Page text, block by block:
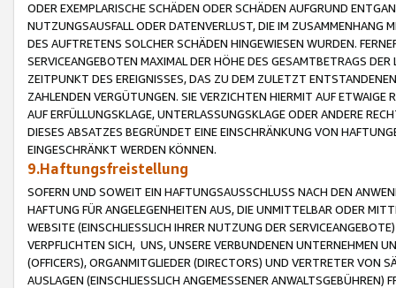
ODER EXEMPLARISCHE SCHÄDEN ODER SCHÄDEN AUFGRUND
NUTZUNGSAUSFALL ODER DATENVERLUST, DIE IM ZUSAMMENHANG
DES AUFTRETENS SOLCHER SCHÄDEN HINGEWIESEN WURDEN.
SERVICEANGEBOTEN MAXIMAL DER HÖHE DES GESAMTBETRAGS
ZEITPUNKT DES EREIGNISSES, DAS ZU DEM ZULETZT
ZAHLENDEN VERGÜTUNGEN. SIE VERZICHTEN HIERMIT AUF
AUF ERFÜLLUNGSKLAGE, UNTERLASSUNGSKLAGE ODER ANDERE
DIESES ABSATZES BEGRÜNDET EINE EINSCHRÄNKUNG VON
EINGESCHRÄNKT WERDEN KÖNNEN.
9.Haftungsfreistellung
SOFERN UND SOWEIT EIN HAFTUNGSAUSSCHLUSS NACH DEN
HAFTUNG FÜR ANGELEGENHEITEN AUS, DIE UNMITTELBAR ODER
WEBSITE (EINSCHLIESSLICH IHRER NUTZUNG DER
VERPFLICHTEN SICH, UNS, UNSERE VERBUNDENEN UNTERNEHMEN
(OFFICERS), ORGANMITGLIEDER (DIRECTORS) UND VERTRETER VON
AUSLAGEN (EINSCHLIESSLICH ANGEMESSENER